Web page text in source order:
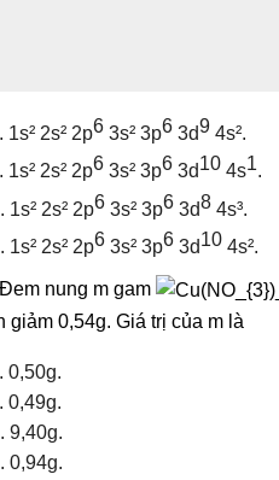
1s² 2s² 2p6 3s² 3p6 3d9 4s².
1s² 2s² 2p6 3s² 3p6 3d10 4s1.
1s² 2s² 2p6 3s² 3p6 3d8 4s³.
1s² 2s² 2p6 3s² 3p6 3d10 4s².
nung m gam
giảm 0,54g. Giá trị của m là
0,50g.
0,49g.
9,40g.
0,94g.